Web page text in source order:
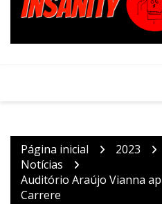
Página inicial 2023
Notícias
Auditório Araújo Vianna
Carrere